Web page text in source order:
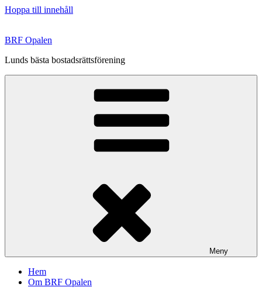
Hoppa till innehåll
BRF Opalen
Lunds bästa bostadsrättsförening
Meny
Hem
Om BRF Opalen